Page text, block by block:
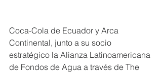
Coca-Cola de Ecuador y Arca
Continental, junto a su socio
estratégico la Alianza Latinoamericana
de Fondos de Agua a través de The